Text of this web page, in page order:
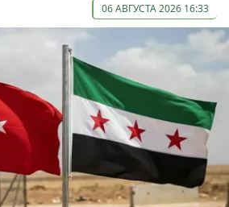
06 АВГУСТА 2026 16:33